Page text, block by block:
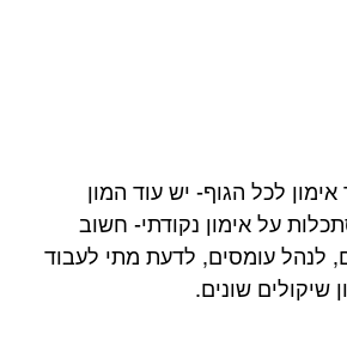
לכל הגוף- יש עוד המון
על אימון נקודתי- חשוב
לנהל עומסים, לדעת מתי לעבוד
שיקולים שונים.